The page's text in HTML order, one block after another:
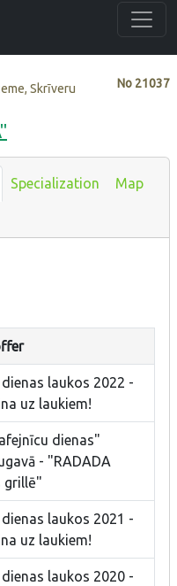
No 21037
Skrīveru
Specialization Map
laukos 2022 -
uz laukiem!
dienas"
- "RADADA
grillē"
laukos 2021 -
uz laukiem!
laukos 2020 -